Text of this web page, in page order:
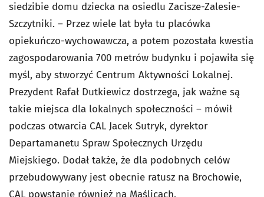
siedzibie domu dziecka na osiedlu Zacisze-Zalesie-
Szczytniki. – Przez wiele lat była tu placówka
opiekuńczo-wychowawcza, a potem pozostała kwestia
zagospodarowania 700 metrów budynku i pojawiła się
myśl, aby stworzyć Centrum Aktywności Lokalnej.
Prezydent Rafał Dutkiewicz dostrzega, jak ważne są
takie miejsca dla lokalnych społeczności – mówił
podczas otwarcia CAL Jacek Sutryk, dyrektor
Departamanetu Spraw Społecznych Urzędu
Miejskiego. Dodał także, że dla podobnych celów
przebudowywany jest obecnie ratusz na Brochowie,
CAL powstanie również na Maślicach.